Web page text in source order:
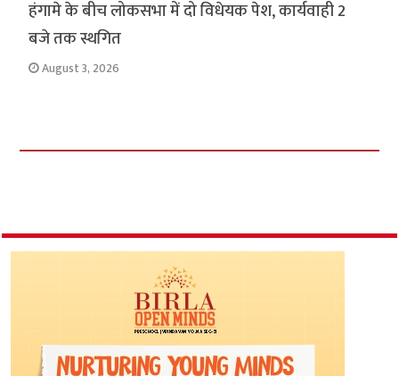
हंगामे के बीच लोकसभा में दो विधेयक पेश, कार्यवाही 2
बजे तक स्थगित
August 3, 2026